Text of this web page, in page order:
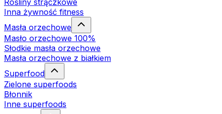
Rośliny strączkowe
Inna żywność fitness
Masła orzechowe
Masło orzechowe 100%
Słodkie masła orzechowe
Masła orzechowe z białkiem
Superfood
Zielone superfoods
Błonnik
Inne superfoods